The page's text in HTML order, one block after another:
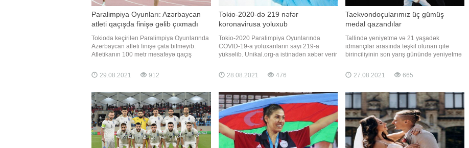
Paralimpiya Oyunları: Azərbaycan
atleti qaçışda finişə gəlib çıxmadı
Tokioda keçirilən Paralimpiya Oyunlarında
Azərbaycan atleti finişə çata bilməyib.
Atletikanın 100 metr məsafəyə qaçış
idmançımız Elmir Cəbrayılov finala çıxmağı
bacarmayıb. Belə ki, o, təsnifat
yarışdığı mübarizədə finişə gəli
29.08.2021 912
Tokio-2020-də 219 nəfər
koronavirusa yoluxub
Tokio-2020 Paralimpiya Oyunlarında
COVID-19-a yoluxanların sayı 219-a
yüksəlib. Unikal.org-a istinadən xəbər verir
22 nəfərdə koronavirus aşkar edilib.
Həmin şəxslər karantinə alınıblar. Qeyd
idmançının 22 növdə yarışdığı Tokio-202
28.08.2021 476
Taekvondoçularımız üç gümüş
medal qazandılar
Tallində yeniyetmə və 21 yaşadək
idmançılar arasında təşkil olunan qitə
birinciliyinin son yarış günündə yeniyetmə
gümüş medal əlavə ediblər. xəbər verir ki,
yeniyetmə milli komandamızın üzvləri Vasif
(53 kiloqram) və Nərgi
27.08.2021 665